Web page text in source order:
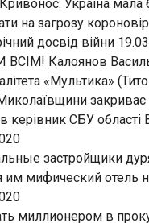
Кривонос: Украіна
на загрозу
досвід війни
ВСІМ! Калоянов
«Мультика»
закриває
керівник СБУ області
застройщики
им мифический отель
миллионером в